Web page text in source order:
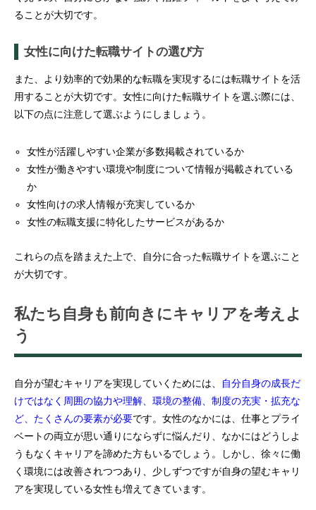
ることが大切です。
女性に向けた転職サイトの選び方
また、より効率的で効果的な転職を実現するには転職サイトを活
用することが大切です。女性に向けた転職サイトを選ぶ際には、
以下の点に注意して選ぶようにしましょう。
女性が活躍しやすい企業が多数掲載されているか
女性が働きやすい環境や制度について情報が掲載されている
か
女性向けの求人情報が充実しているか
女性の転職支援に特化したサービスがあるか
これらの点を踏まえた上で、自分に合った転職サイトを選ぶこと
が大切です。
私たち自身も前向きにキャリアを考えよ
う
自分が望むキャリアを実現していくためには、
自分自身の成長だ
けではなく周囲の協力や理解、環境の整備、制度の充実・拡充な
ど、たくさんの要素が必要です。女性のなかには、仕事とプライ
ベートの両立が思い通りにならずに悩んだり、なかにはどうしよ
うもなくキャリアを諦めた方もいるでしょう。しかし、徐々に働
く環境には改善されつつあり、少しずつですが自身の望むキャリ
アを実現している女性も増えてきています。